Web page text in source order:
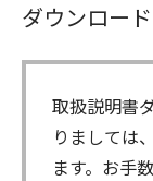
ダウンロー
取扱説明書
りましては
ます。お手